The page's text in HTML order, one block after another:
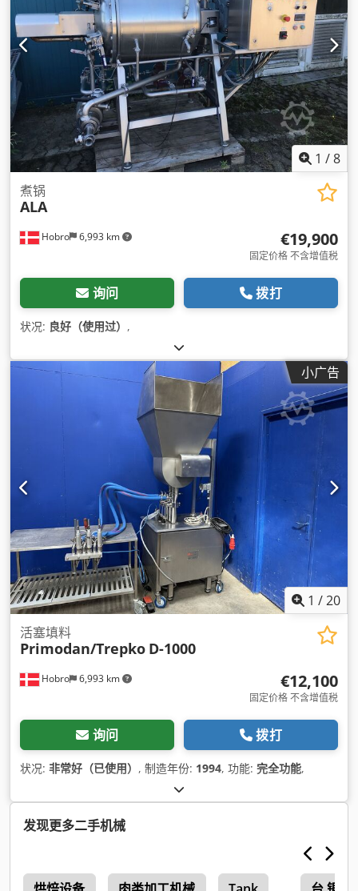
1 /8
Hobro 6,993 km
煮锅
ALA
€19,900
固定价格 不含增值税
询问 拨打
状况: 良好（使用过） ,
小广告
1 /20
Hobro 6,993 km
活塞填料
Primodan/Trepko D-1000
€12,100
固定价格 不含增值税
询问 拨打
状况: 非常好（已使用） , 制造年份: 1994, 功能: 完全功能,
发现更多二手机械